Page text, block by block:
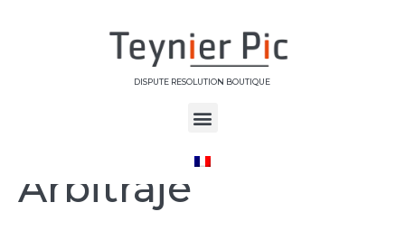
DISPUTE RESOLUTION BOUTIQUE
Étiquette :
Arbitraje